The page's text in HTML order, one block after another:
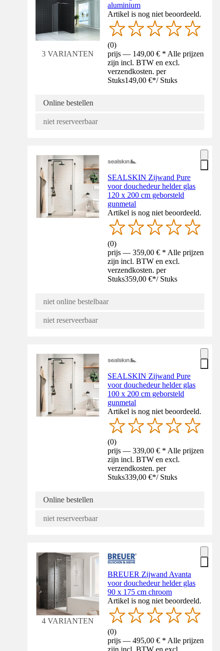
3 VARIANTEN
aluminium
Artikel is nog niet beoordeeld.
(0)
prijs — 149,00 € * Alle prijzen
zijn incl. BTW en excl.
verzendkosten. per
Stuks149,00 €*/ Stuks
Online bestellen
niet reserveerbaar
SEALSKIN Zijwand Pure
voor douchedeur helder glas
120 x 200 cm geborsteld
gunmetal
Artikel is nog niet beoordeeld.
(0)
prijs — 359,00 € * Alle prijzen
zijn incl. BTW en excl.
verzendkosten. per
Stuks359,00 €*/ Stuks
niet online bestelbaar
niet reserveerbaar
SEALSKIN Zijwand Pure
voor douchedeur helder glas
100 x 200 cm geborsteld
gunmetal
Artikel is nog niet beoordeeld.
(0)
prijs — 339,00 € * Alle prijzen
zijn incl. BTW en excl.
verzendkosten. per
Stuks339,00 €*/ Stuks
Online bestellen
niet reserveerbaar
4 VARIANTEN
BREUER Zijwand Avanta
voor douchedeur helder glas
90 x 175 cm chroom
Artikel is nog niet beoordeeld.
(0)
prijs — 495,00 € * Alle prijzen